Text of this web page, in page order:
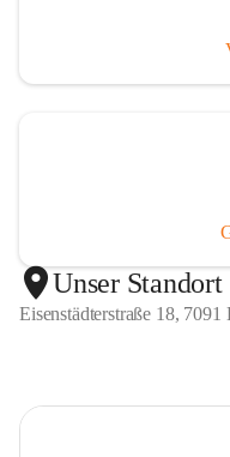
Unser Standort
Eisenstädterstraße 18,